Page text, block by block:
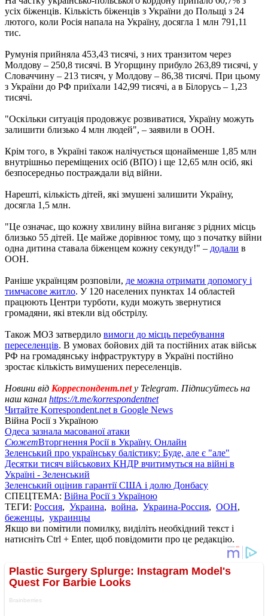
усіх біженців. Кількість біженців з України до Польщі з 24
лютого, коли Росія напала на Україну, досягла 1 млн 791,11
тис.
Румунія прийняла 453,43 тисячі, з них транзитом через
Молдову – 250,8 тисячі. В Угорщину прибуло 263,89 тисячі, у
Словаччину – 213 тисяч, у Молдову – 86,38 тисячі. При цьому
з України до РФ приїхали 142,99 тисячі, а в Білорусь – 1,23
тисячі.
"Оскільки ситуація продовжує розвиватися, Україну можуть
залишити близько 4 млн людей", – заявили в ООН.
Крім того, в Україні також налічується щонайменше 1,85 млн
внутрішньо переміщених осіб (ВПО) і ще 12,65 млн осіб, які
безпосередньо постраждали від війни.
Нарешті, кількість дітей, які змушені залишити Україну,
досягла 1,5 млн.
"Це означає, що кожну хвилину війна виганяє з рідних місць
близько 55 дітей. Це майже дорівнює тому, що з початку війни
одна дитина ставала біженцем кожну секунду!" – додали в
ООН.
Раніше українцям розповіли, де можна отримати допомогу і
тимчасове житло. У 120 населених пунктах 14 областей
працюють Центри турботи, куди можуть звернутися
громадяни, які втекли від обстрілу.
Також МОЗ затвердило вимоги до місць перебування
переселенців. В умовах бойових дій та постійних атак військ
РФ на громадянську інфраструктуру в Україні постійно
зростає кількість вимушених переселенців.
Новини від Корреспондент.netу Telegram. Підписуйтесь на
наш канал https://t.me/korrespondentnet
Читайте Korrespondent.net в Google News
Війна Росії з Україною
Одеса зазнала масованої атаки
СюжетВторгнення Росії в Україну. Онлайн
Зеленський про українську балістику: Буде, але є "але"
Десятки тисяч військових КНДР вчитимуться на війні в
Україні - Зеленський
Зеленський оцінив гарантії США і долю Донбасу
СПЕЦТЕМА: Війна Росії з Україною
ТЕГИ: Россия, Украина, война, Украина-Россия, ООН,
беженцы, украинцы
Якщо ви помітили помилку, виділіть необхідний текст і
натисніть Ctrl + Enter, щоб повідомити про це редакцію.